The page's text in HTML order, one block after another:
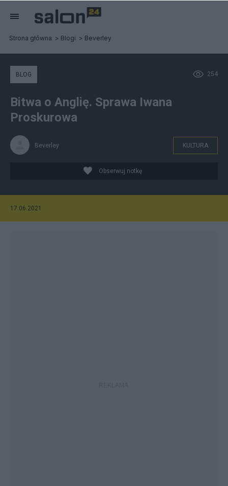
Strona główna Blogi Beverley
254
BLOG
Bitwa o Anglię. Sprawa Iwana
Proskurowa
Beverley KULTURA
Obserwuj notkę
17.06.2021